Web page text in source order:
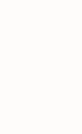
para regatear
Colònia de
de la